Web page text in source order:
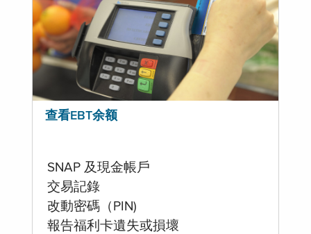
查看EBT余额
SNAP 及現金帳戶
交易記錄
改動密碼（PIN)
報告福利卡遺失或損壞